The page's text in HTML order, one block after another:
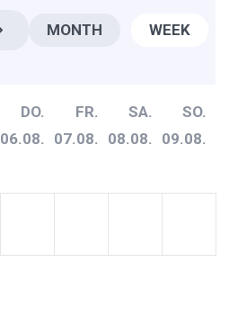
MONTH WEEK
DO.
06.08.
FR.
07.08.
SA.
08.08.
SO.
09.08.